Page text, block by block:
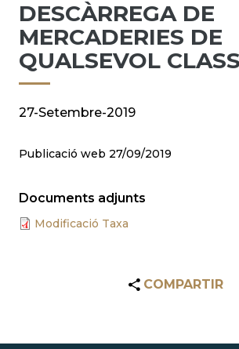
DESCÀRREGA DE
MERCADERIES DE
QUALSEVOL
27-Setembre-2019
Publicació web 27/09/2019
Documents adjunts
Modificació Taxa
COMPARTIR